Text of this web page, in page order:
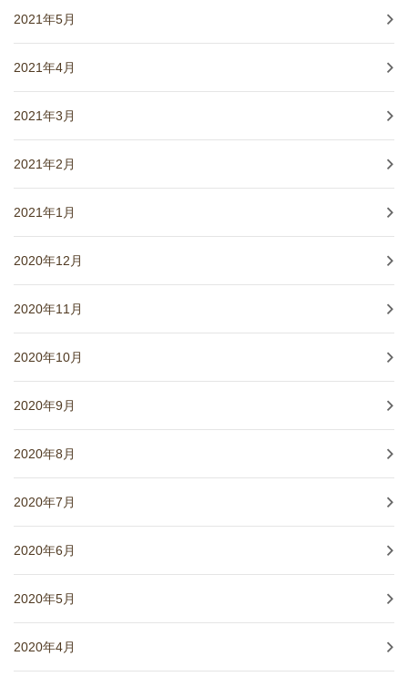
2021年5月
2021年4月
2021年3月
2021年2月
2021年1月
2020年12月
2020年11月
2020年10月
2020年9月
2020年8月
2020年7月
2020年6月
2020年5月
2020年4月